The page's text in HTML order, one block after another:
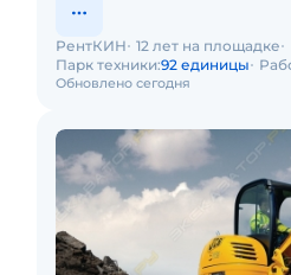
Обновлено сегодня
РентКИН 12 лет на площадке
Парк техники:92 единицы